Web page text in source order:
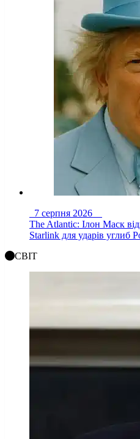
7 серпня 2026
The Atlantic: Ілон Маск
Starlink для ударів углиб
СВІТ